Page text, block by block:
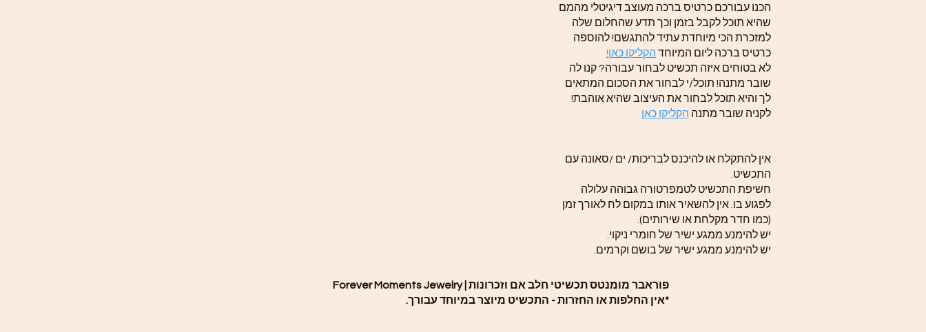
הכנו עבורכם כרטיס ברכה מעוצב דיגיטלי מהמם
שהיא תוכל לקבל בזמן וכך תדע שהחלום שלה
למזכרת הכי מיוחדת עתיד להתגשם! להוספה
כרטיס ברכה ליום המיוחד הקליקו כאן!
לא בטוחים איזה תכשיט לבחור עבורה? קנו לה
שובר מתנה! תוכל/י לבחור את הסכום המתאים
לך והיא תוכל לבחור את העיצוב שהיא אוהבת!
לקניה שובר מתנה הקליקו כאן
אין להתקלח או להיכנס לבריכות/ ים /סאונה עם
התכשיט.
חשיפת התכשיט לטמפרטורה גבוהה עלולה
לפגוע בו. אין להשאיר אותו במקום לח לאורך זמן
(כמו חדר מקלחת או שירותים).
יש להימנע ממגע ישיר של חומרי ניקוי.
יש להימנע ממגע ישיר של בושם וקרמים.
פוראבר מומנטס תכשיטי חלב אם וזכרונות | Forever Moments Jewelry
*אין החלפות או החזרות - התכשיט מיוצר במיוחד עבורך.